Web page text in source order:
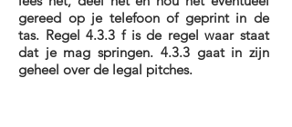
gereed op je telefoon of geprint in de
tas. Regel 4.3.3 f is de regel waar staat
dat je mag springen. 4.3.3 gaat in zijn
geheel over de legal pitches.